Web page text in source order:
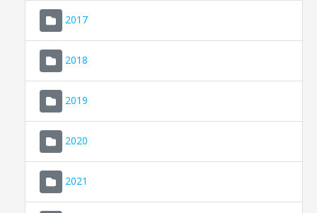
2017
2018
2019
2020
2021